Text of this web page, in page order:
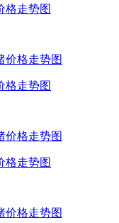
格走势图
格走势图
格走势图